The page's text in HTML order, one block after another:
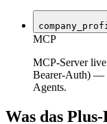
MCP
MCP-Server
Bearer-Auth) —
Agents.
Was das